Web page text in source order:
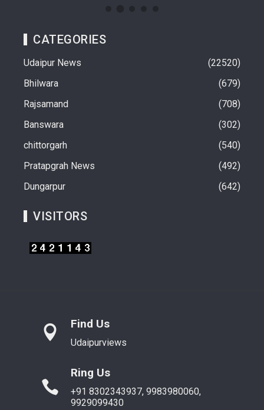
CATEGORIES
Udaipur News
22520
Bhilwara
679
Rajsamand
708
Banswara
302
chittorgarh
540
Pratapgrah News
492
Dungarpur
642
VISITORS
Find Us
Udaipurviews
Ring Us
+91 8302343937, 9983980060,
9929099430